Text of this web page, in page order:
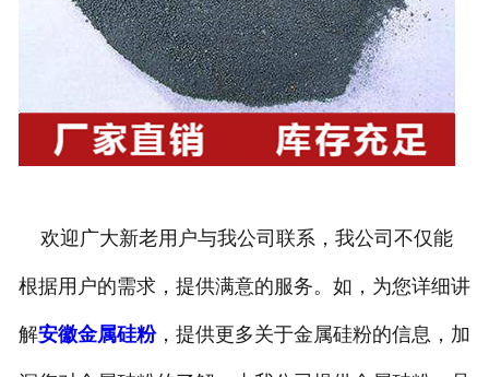
欢迎广大新老用户与我公司联系，我公司不仅能
根据用户的需求，提供满意的服务。如，为您详细讲
解安徽金属硅粉，提供更多关于金属硅粉的信息，加